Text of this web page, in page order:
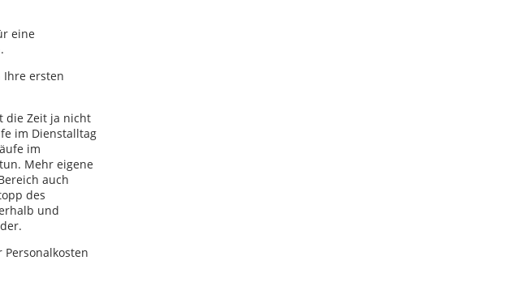
eine
Ihre ersten
die Zeit ja nicht
im Dienstalltag
im
Mehr eigene
auch
des
und